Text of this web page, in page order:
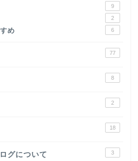
9
2
め 6
77
8
2
18
グについて 3